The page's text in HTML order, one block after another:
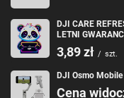
DJI CARE
LETNI
3,89 zł / szt.
DJI Osmo Mobile
Cena